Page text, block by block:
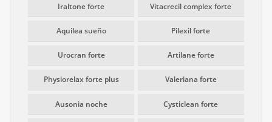
Iraltone forte Vitacrecil complex forte
Aquilea sueño Pilexil forte
Urocran forte Artilane forte
Physiorelax forte plus Valeriana forte
Ausonia noche Cysticlean forte